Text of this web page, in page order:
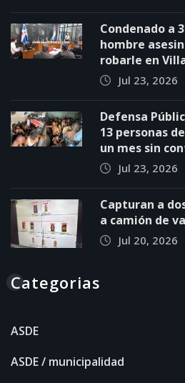
Condenado a
hombre
robarle en
Jul 23, 2026
Defensa
13 personas
un mes sin
Jul 23, 2026
Capturan a
a camión de
Jul 20, 2026
Categorias
ASDE
ASDE / municipalidad